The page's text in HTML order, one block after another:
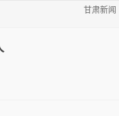
甘肃新闻